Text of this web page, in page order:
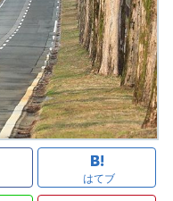
はてブ